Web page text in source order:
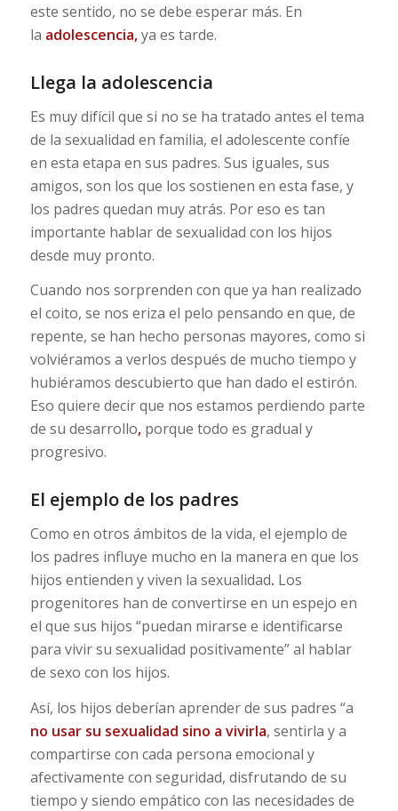
este sentido, no se debe esperar más. En
la adolescencia,ya es tarde.
Llega la adolescencia
Es muy difícil que si no se ha tratado antes el tema
de la sexualidad en familia, el adolescente confíe
en esta etapa en sus padres. Sus iguales, sus
amigos, son los que los sostienen en esta fase, y
los padres quedan muy atrás. Por eso es tan
importante hablar de sexualidad con los hijos
desde muy pronto.
Cuando nos sorprenden con que ya han realizado
el coito, se nos eriza el pelo pensando en que, de
repente, se han hecho personas mayores, como si
volviéramos a verlos después de mucho tiempo y
hubiéramos descubierto que han dado el estirón.
Eso quiere decir que nos estamos perdiendo parte
de su desarrollo,porque todo es gradual y
progresivo.
El ejemplo de los padres
Como en otros ámbitos de la vida, el ejemplo de
los padres influye mucho en la manera en que los
hijos entienden y viven la sexualidad. Los
progenitores han de convertirse en un espejo en
el que sus hijos “puedan mirarse e identificarse
para vivir su sexualidad positivamente” al hablar
de sexo con los hijos.
Así, los hijos deberían aprender de sus padres “a
no usar su sexualidad sino a vivirla, sentirla y a
compartirse con cada persona emocional y
afectivamente con seguridad, disfrutando de su
tiempo y siendo empático con las necesidades de